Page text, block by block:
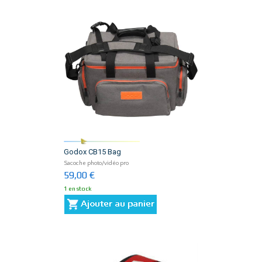
Godox CB15 Bag
Sacoche photo/vidéo pro
59,00 €
1 en stock